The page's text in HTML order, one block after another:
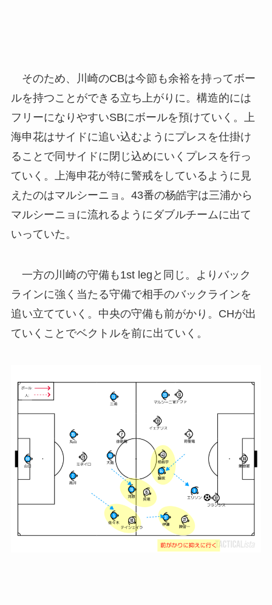
そのため、川崎のCBは今節も余裕を持ってボー
ルを持つことができる立ち上がりに。構造的には
フリーになりやすいSBにボールを預けていく。上
海申花はサイドに追い込むようにプレスを仕掛け
ることで同サイドに閉じ込めにいくプレスを行っ
ていく。上海申花が特に警戒をしているように見
えたのはマルシーニョ。43番の杨皓宇は三浦から
マルシーニョに流れるようにダブルチームに出て
いっていた。
一方の川崎の守備も1st legと同じ。よりバック
ラインに強く当たる守備で相手のバックラインを
追い立てていく。中央の守備も前がかり。CHが出
ていくことでベクトルを前に出ていく。